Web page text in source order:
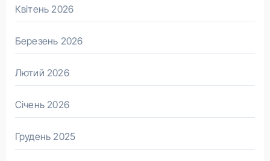
Квітень 2026
Березень 2026
Лютий 2026
Січень 2026
Грудень 2025